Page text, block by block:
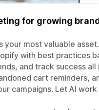
for growing
your most valuable
with best practices
and track success
cart reminders,
campaigns. Let AI